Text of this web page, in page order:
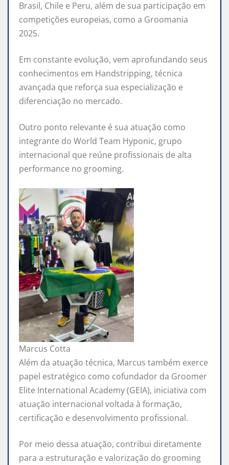
Brasil, Chile e Peru, além de sua participação em
competições europeias, como a Groomania
2025.
Em constante evolução, vem aprofundando seus
conhecimentos em Handstripping, técnica
avançada que reforça sua especialização e
diferenciação no mercado.
Outro ponto relevante é sua atuação como
integrante do World Team Hyponic, grupo
internacional que reúne profissionais de alta
performance no grooming.
Marcus Cotta
Além da atuação técnica, Marcus também exerce
papel estratégico como cofundador da Groomer
Elite International Academy (GEIA), iniciativa com
atuação internacional voltada à formação,
certificação e desenvolvimento profissional.
Por meio dessa atuação, contribui diretamente
para a estruturação e valorização do grooming